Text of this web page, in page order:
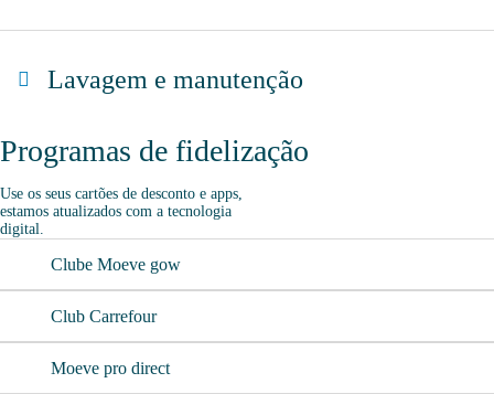
Lavagem e manutenção
Lavagem Automática de automóveis
Lavagem Manual – Jet Wash
Programas de fidelização
Use os seus cartões de desconto e apps,
estamos atualizados com a tecnologia
digital.
Clube Moeve gow
Club Carrefour
Moeve pro direct